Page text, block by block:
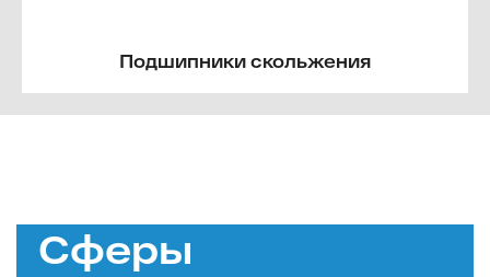
Подшипники скольжения
Сферы